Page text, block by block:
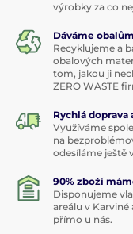
výrobky za co
Dáváme
Recyklujeme a
obalových
tom, jakou ji
ZERO WASTE
Rychlá doprava
Využíváme
na
odesíláme ještě
90% zboží
Disponujeme
areálu v
přímo u nás.